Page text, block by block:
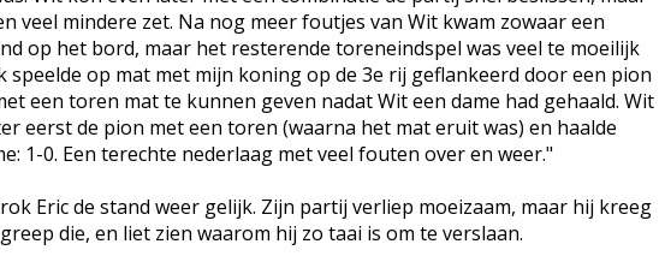
veel mindere zet. Na nog meer foutjes van Wit kwam zowaar een
op het bord, maar het resterende toreneindspel was veel te moeilijk
speelde op mat met mijn koning op de 3e rij geflankeerd door een pion
een toren mat te kunnen geven nadat Wit een dame had gehaald. Wit
eerst de pion met een toren (waarna het mat eruit was) en haalde
1-0. Een terechte nederlaag met veel fouten over en weer."
Eric de stand weer gelijk. Zijn partij verliep moeizaam, maar hij kreeg
die, en liet zien waarom hij zo taai is om te verslaan.